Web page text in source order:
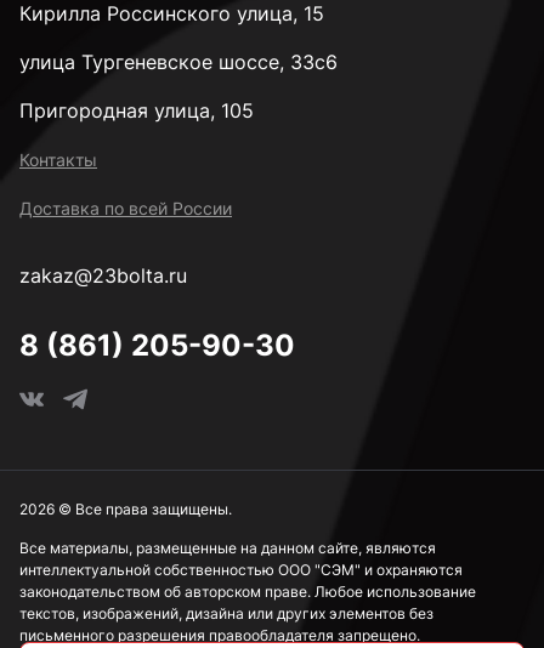
Кирилла Россинского улица, 15
улица Тургеневское шоссе, 33с6
Пригородная улица, 105
Контакты
Доставка по всей России
zakaz@23bolta.ru
8 (861) 205-90-30
Все материалы, размещенные на данном сайте, являются
интеллектуальной собственностью ООО "СЭМ" и охраняются
законодательством об авторском праве. Любое использование
текстов, изображений, дизайна или других элементов без
письменного разрешения правообладателя запрещено.
2026 © Все права защищены.